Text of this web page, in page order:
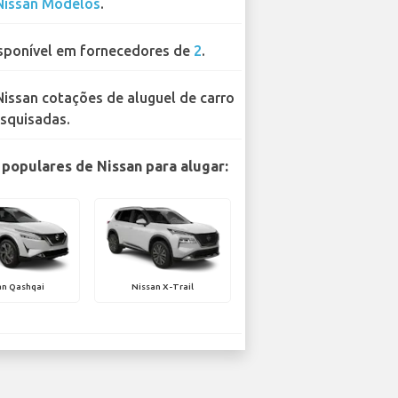
Modelos.
em fornecedores de 2.
cotações de aluguel de carro
de Nissan para alugar:
Qashqai Nissan X-Trail